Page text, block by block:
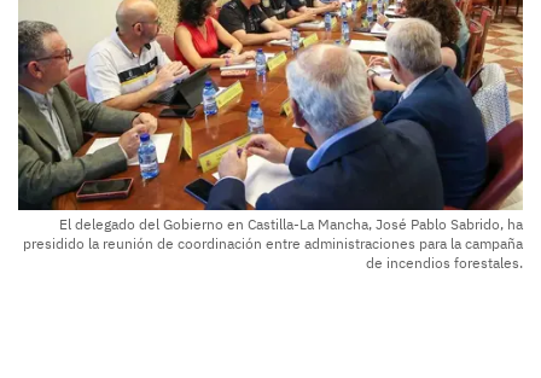
El delegado del Gobierno en Castilla-La Mancha, José Pablo Sabrido, ha
presidido la reunión de coordinación entre administraciones para la campaña
de incendios forestales.